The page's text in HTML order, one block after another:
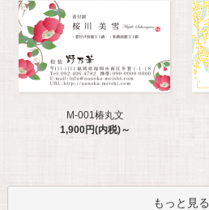
M-001椿丸文
1,900円(内税)～
もっと見る